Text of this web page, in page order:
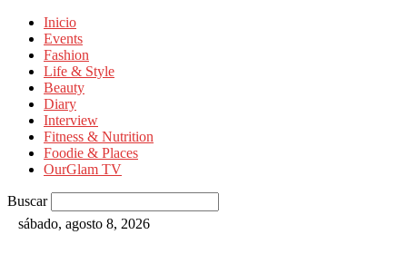
Inicio
Events
Fashion
Life & Style
Beauty
Diary
Interview
Fitness & Nutrition
Foodie & Places
OurGlam TV
Buscar
sábado, agosto 8, 2026